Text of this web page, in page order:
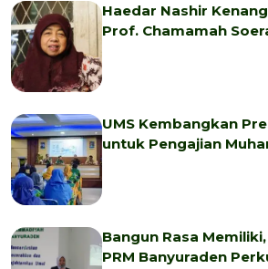
Haedar Nashir
Prof. Chamamah
UMS Kembangkan
untuk Pengajian
Bangun Rasa
PRM Banyuraden